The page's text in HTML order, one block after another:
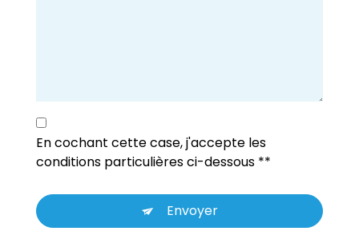
En cochant cette case, j'accepte les
conditions particulières ci-dessous **
Envoyer